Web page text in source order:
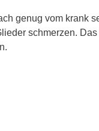
genug vom krank
schmerzen.